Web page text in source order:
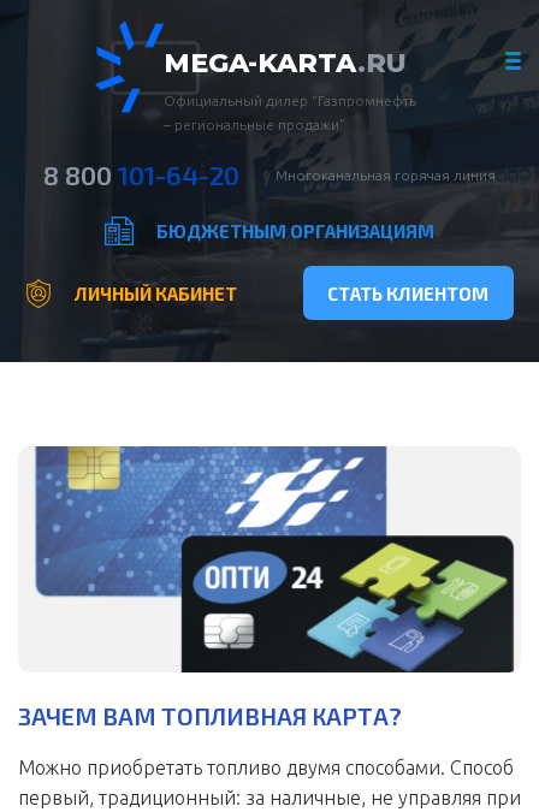
MEGA-KARTA.RU
Официальный дилер “Газпромнефть
– региональные продажи”
8 800 101-64-20 Многоканальная горячая линия
БЮДЖЕТНЫМ ОРГАНИЗАЦИЯМ
ЛИЧНЫЙ КАБИНЕТ СТАТЬ КЛИЕНТОМ
ЗАЧЕМ ВАМ ТОПЛИВНАЯ КАРТА?
Можно приобретать топливо двумя способами. Способ
первый, традиционный: за наличные, не управляя при